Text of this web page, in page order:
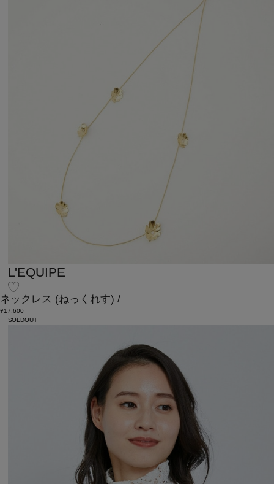
L'EQUIPE
ネックレス (ねっくれす) /
¥17,600
SOLDOUT